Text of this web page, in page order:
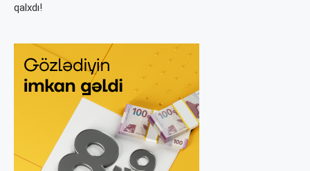
qalxdı!